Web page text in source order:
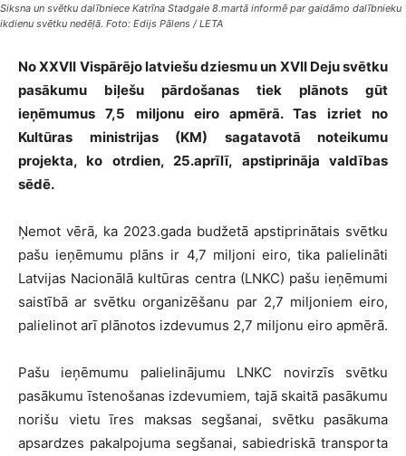
Siksna un svētku dalībniece Katrīna Stadgale 8.martā informē par gaidāmo dalībnieku
ikdienu svētku nedēļā. Foto: Edijs Pālens / LETA
No XXVII Vispārējo latviešu dziesmu un XVII Deju svētku
pasākumu biļešu pārdošanas tiek plānots gūt
ieņēmumus 7,5 miljonu eiro apmērā. Tas izriet no
Kultūras ministrijas (KM) sagatavotā noteikumu
projekta, ko otrdien, 25.aprīlī, apstiprināja valdības
sēdē.
Ņemot vērā, ka 2023.gada budžetā apstiprinātais svētku
pašu ieņēmumu plāns ir 4,7 miljoni eiro, tika palielināti
Latvijas Nacionālā kultūras centra (LNKC) pašu ieņēmumi
saistībā ar svētku organizēšanu par 2,7 miljoniem eiro,
palielinot arī plānotos izdevumus 2,7 miljonu eiro apmērā.
Pašu ieņēmumu palielinājumu LNKC novirzīs svētku
pasākumu īstenošanas izdevumiem, tajā skaitā pasākumu
norišu vietu īres maksas segšanai, svētku pasākuma
apsardzes pakalpojuma segšanai, sabiedriskā transporta